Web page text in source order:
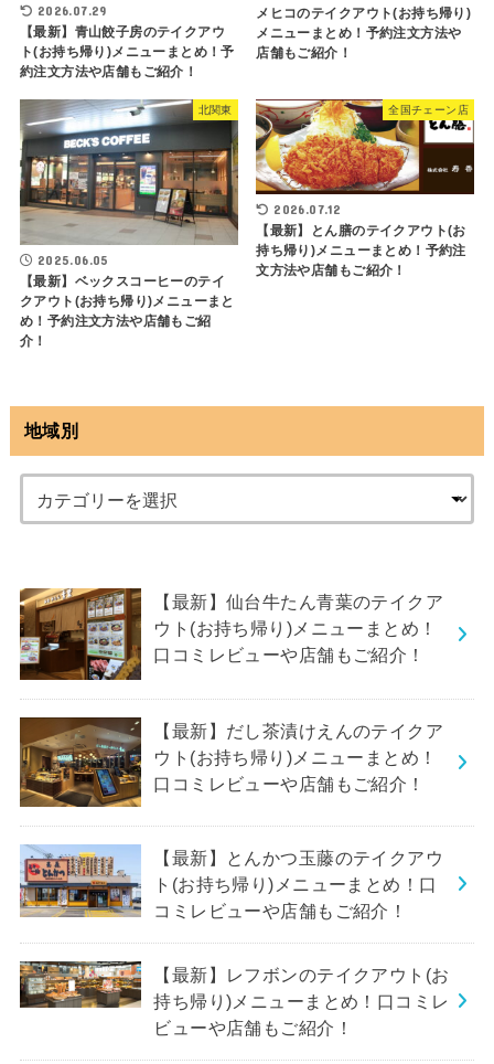
2026.07.29
【最新】青山餃子房のテイクアウ
ト(お持ち帰り)メニューまとめ！予
約注文方法や店舗もご紹介！
メヒコのテイクアウト(お持ち帰り)
メニューまとめ！予約注文方法や
店舗もご紹介！
北関東
2025.06.05
【最新】ベックスコーヒーのテイ
クアウト(お持ち帰り)メニューまと
め！予約注文方法や店舗もご紹
介！
全国チェーン店
2026.07.12
【最新】とん膳のテイクアウト(お
持ち帰り)メニューまとめ！予約注
文方法や店舗もご紹介！
地域別
【最新】仙台牛たん青葉のテイクア
ウト(お持ち帰り)メニューまとめ！
口コミレビューや店舗もご紹介！
【最新】だし茶漬けえんのテイクア
ウト(お持ち帰り)メニューまとめ！
口コミレビューや店舗もご紹介！
【最新】とんかつ玉藤のテイクアウ
ト(お持ち帰り)メニューまとめ！口
コミレビューや店舗もご紹介！
【最新】レフボンのテイクアウト(お
持ち帰り)メニューまとめ！口コミレ
ビューや店舗もご紹介！